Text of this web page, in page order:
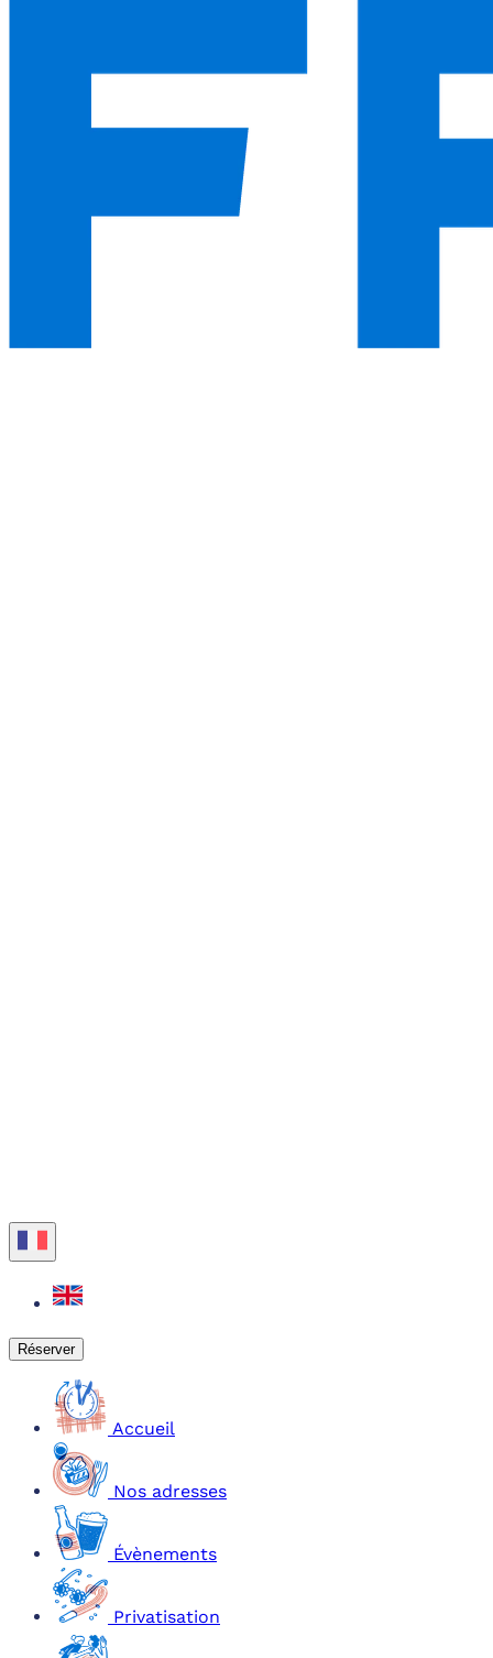
Réserver
Accueil
Nos adresses
Évènements
Privatisation